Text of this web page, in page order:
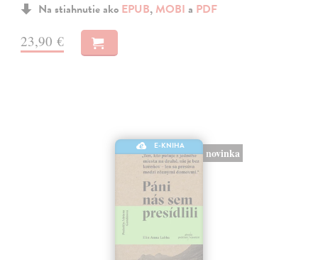
Na stiahnutie ako EPUB, MOBI a PDF
23,90 €
E-KNIHA
novinka